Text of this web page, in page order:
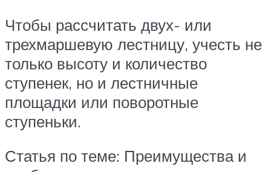
Чтобы рассчитать двух- или
трехмаршевую лестницу, учесть не
только высоту и количество
ступенек, но и лестничные
площадки или поворотные
ступеньки.
Статья по теме: Преимущества и